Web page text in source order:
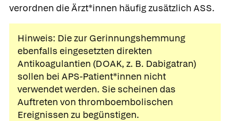
verordnen die Ärzt*innen häufig zusätzlich ASS.
Hinweis: Die zur Gerinnungshemmung
ebenfalls eingesetzten direkten
Antikoagulantien (DOAK, z. B. Dabigatran)
sollen bei APS-Patient*innen nicht
verwendet werden. Sie scheinen das
Auftreten von thromboembolischen
Ereignissen zu begünstigen.